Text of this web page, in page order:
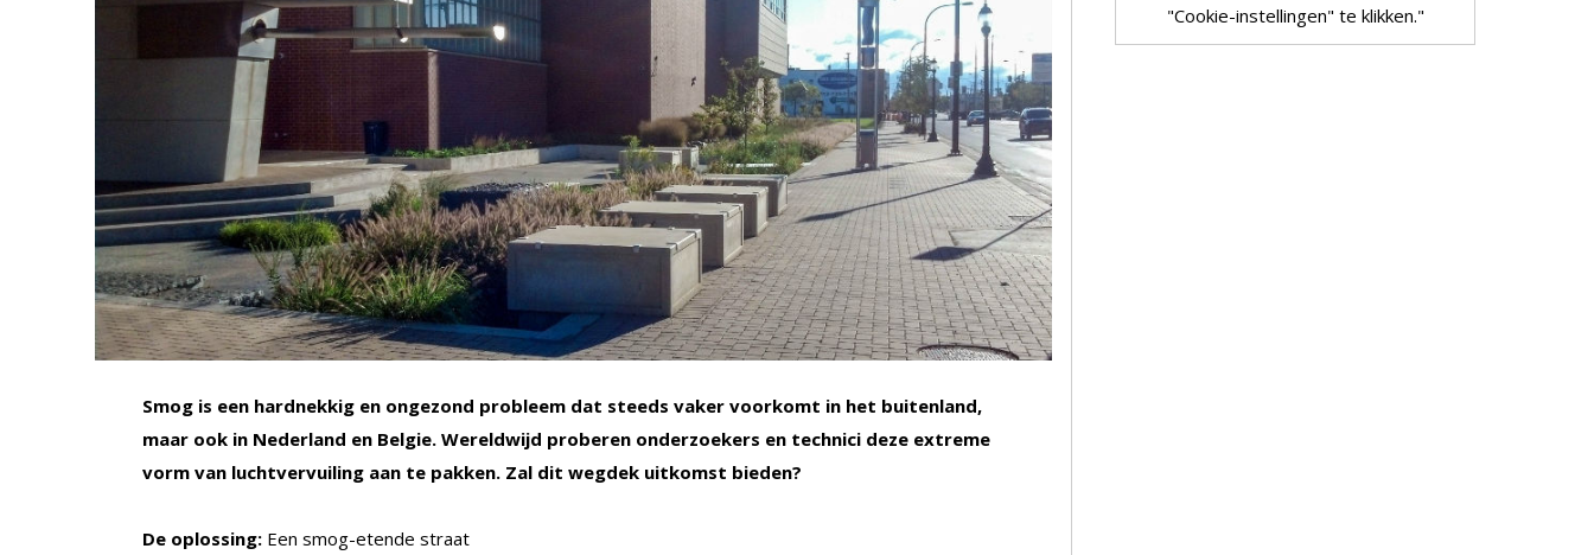
Smog is een hardnekkig en ongezond probleem dat steeds vaker voorkomt in het buitenland,
maar ook in Nederland en Belgie. Wereldwijd proberen onderzoekers en technici deze extreme
vorm van luchtvervuiling aan te pakken. Zal dit wegdek uitkomst bieden?
De oplossing: Een smog-etende straat
"Cookie-instellingen" te klikken."